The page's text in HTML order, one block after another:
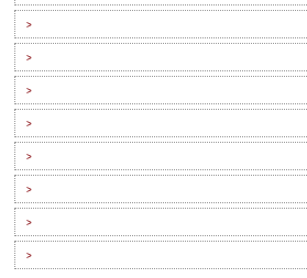
>
>
>
>
>
>
>
>